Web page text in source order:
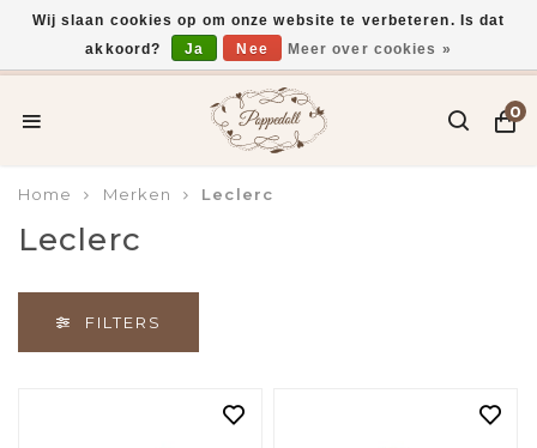
Voor 15:00 uur besteld, vandaag verzonden*
0
Home Merken Leclerc
Leclerc
FILTERS
Wij slaan cookies op om onze website te verbeteren. Is dat
akkoord?
Ja Nee Meer over cookies »